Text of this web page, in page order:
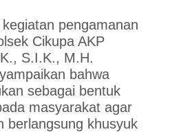
pengamanan
Cikupa AKP
S.I.K., M.H.
bahwa
sebagai bentuk
masyarakat agar
berlangsung khusyuk